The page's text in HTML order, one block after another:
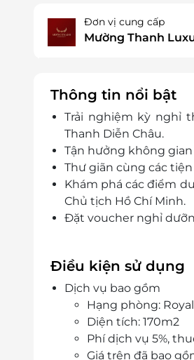
Đơn vị cung cấp
Mường Thanh
Thông tin nổi bật
Trải nghiệm kỳ nghỉ
Thanh Diễn Châu.
Tận hưởng không
Thư giãn cùng các
Khám phá các điểm
Chủ tịch Hồ Chí Minh.
Đặt voucher nghỉ
Điều kiện sử dụng
Dịch vụ bao gồm
Hạng phòng:
Diện tích: 170m2
Phí dịch vụ 5%,
Giá trên đã bao